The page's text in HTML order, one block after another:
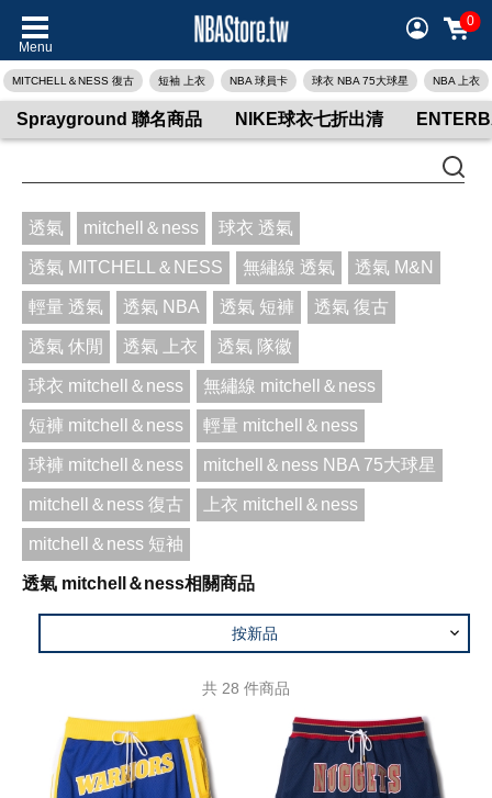
Menu
0
MITCHELL＆NESS 復古 短袖 上衣 NBA 球員卡 球衣 NBA 75大球星 NBA 上衣
Sprayground 聯名商品 NIKE球衣七折出清
透氣 mitchell＆ness 球衣 透氣
透氣 MITCHELL＆NESS 無繡線 透氣 透氣 M&N
輕量 透氣 透氣 NBA 透氣 短褲 透氣 復古
透氣 休閒 透氣 上衣 透氣 隊徽
球衣 mitchell＆ness 無繡線 mitchell＆ness
短褲 mitchell＆ness 輕量 mitchell＆ness
球褲 mitchell＆ness mitchell＆ness NBA 75大球星
mitchell＆ness 復古 上衣 mitchell＆ness
mitchell＆ness 短袖
透氣 mitchell＆ness相關商品
按新品
共 28 件商品